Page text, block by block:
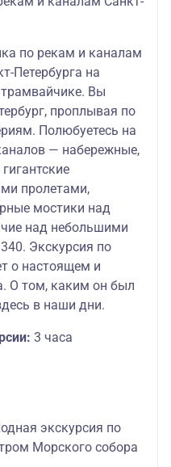
по рекам и каналам
Петербурга на
Вы
проплывая по
Полюбуетесь на
— набережные,
пролетами,
мостики над
над небольшими
Экскурсия по
о настоящем и
О том, каким он был
в наши дни.
3 часа
экскурсия по
Морского собора